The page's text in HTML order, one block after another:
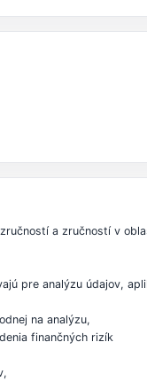
a zručností v
pre analýzu údajov,
na analýzu,
finančných rizík